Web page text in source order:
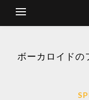
ボーカロイドの